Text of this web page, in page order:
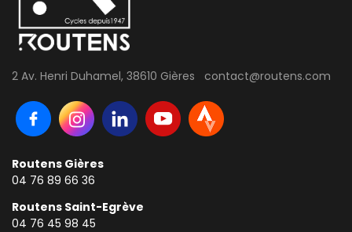
2 Av. Henri Duhamel, 38610 Gières contact@routens.com
Routens Gières
04 76 89 66 36
Routens Saint-Egrève
04 76 45 98 45